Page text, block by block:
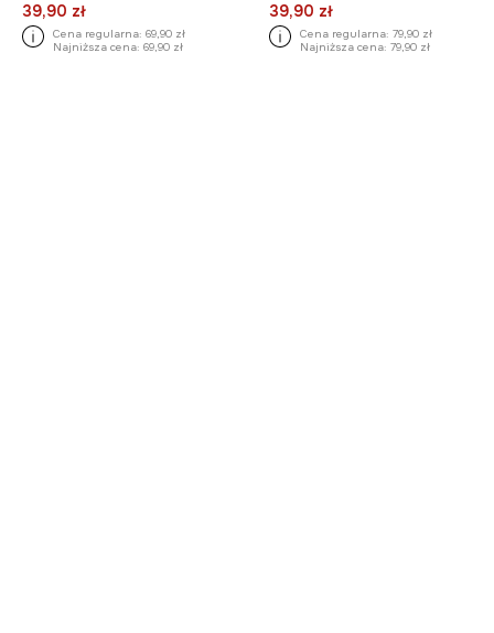
39,90 zł
Cena regularna: 69,90 zł
Najniższa cena: 69,90 zł
39,90 zł
Cena regularna: 79,90 zł
Najniższa cena: 79,90 zł